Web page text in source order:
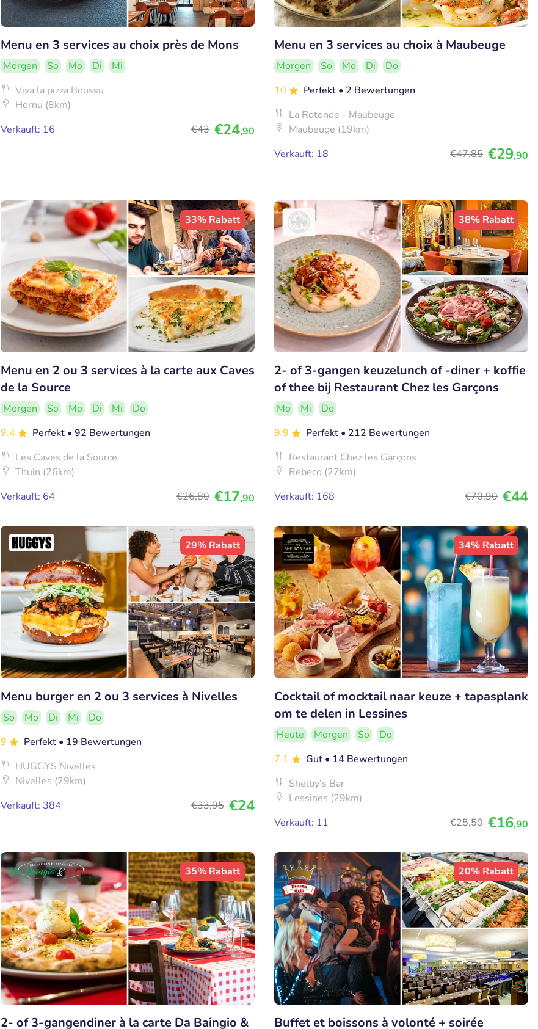
Menu en 3 services au choix près de Mons
Morgen So Mo Di
Mi
Viva la pizza Boussu
Hornu (8km)
Verkauft: 16
€43 €24,90
Menu en 3 services au choix à Maubeuge
Morgen So Mo Di
Do
10
Perfekt • 2 Bewertungen
La Rotonde - Maubeuge
Maubeuge (19km)
Verkauft: 18
€47,85 €29,90
33% Rabatt
Menu en 2 ou 3 services à la carte aux Caves
de la Source
Morgen So Mo Di Mi
Do
9.4
Perfekt • 92 Bewertungen
Les Caves de la Source
Thuin (26km)
Verkauft: 64
€26,80 €17,90
38% Rabatt
2- of 3-gangen keuzelunch of -diner + koffie
of thee bij Restaurant Chez les Garçons
Mo Mi
Do
9.9
Perfekt • 212 Bewertungen
Restaurant Chez les Garçons
Rebecq (27km)
Verkauft: 168
€70,90 €44
29% Rabatt
Menu burger en 2 ou 3 services à Nivelles
So Mo Di Mi
Do
9
Perfekt • 19 Bewertungen
HUGGYS Nivelles
Nivelles (29km)
Verkauft: 384
€33,95 €24
34% Rabatt
Cocktail of mocktail naar keuze + tapasplank
om te delen in Lessines
Heute Morgen So
Do
7.1
Gut • 14 Bewertungen
Shelby's Bar
Lessines (29km)
Verkauft: 11
€25,50 €16,90
35% Rabatt
2- of 3-gangendiner à la carte Da Baingio &
20% Rabatt
Buffet et boissons à volonté + soirée